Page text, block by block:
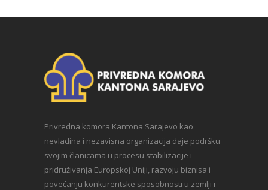
Privredna komora Kantona Sarajevo kao
nevladina i nezavisna organizacija daje podršku
svojim članicama u procesu stabilizacije i
pridruživanja Europskoj Uniji, razvoju biznisa i
povećanju konkurentske sposobnosti u zemlji i